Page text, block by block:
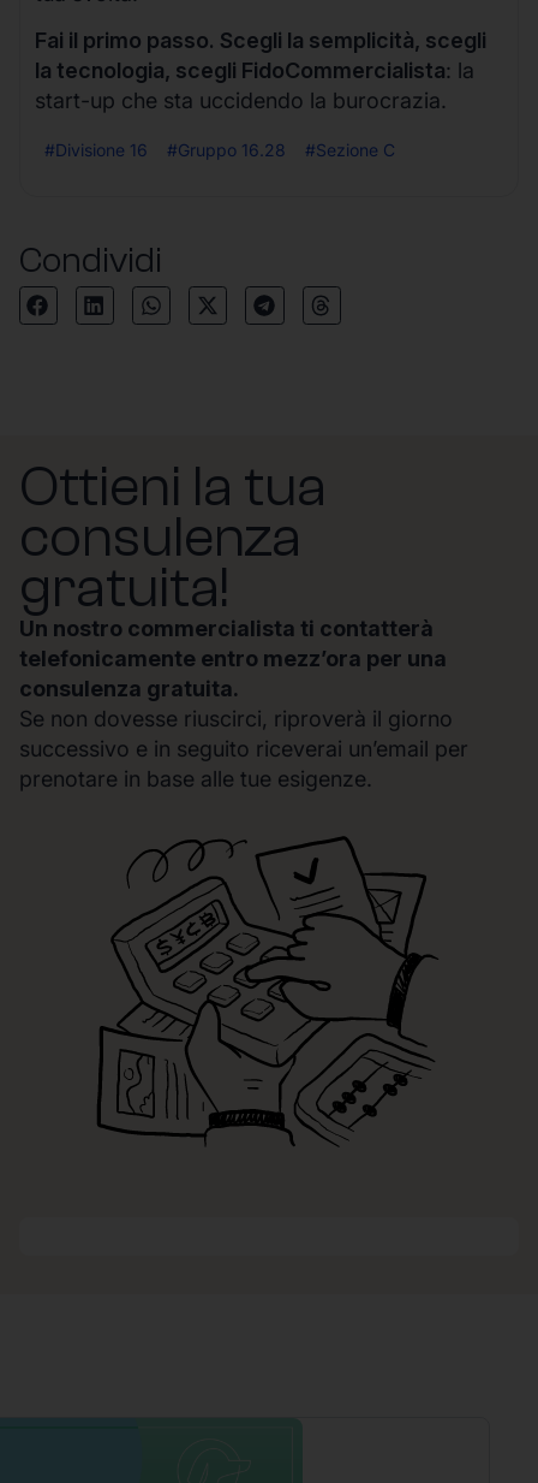
Fai il primo passo. Scegli la semplicità, scegli
la tecnologia, scegli FidoCommercialista: la
start-up che sta uccidendo la burocrazia.
#Divisione 16 #Gruppo 16.28 #Sezione C
Condividi
Ottieni la tua
consulenza
gratuita!
Un nostro commercialista ti contatterà
telefonicamente entro mezz’ora per una
consulenza gratuita.
Se non dovesse riuscirci, riproverà il giorno
successivo e in seguito riceverai un’email per
prenotare in base alle tue esigenze.